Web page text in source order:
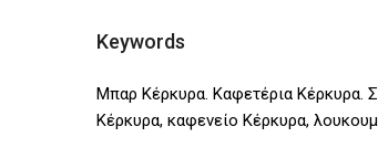
Keywords
Μπαρ Κέρκυρα. Καφετέρια Κέρκυρα.
Κέρκυρα, καφενείο Κέρκυρα,